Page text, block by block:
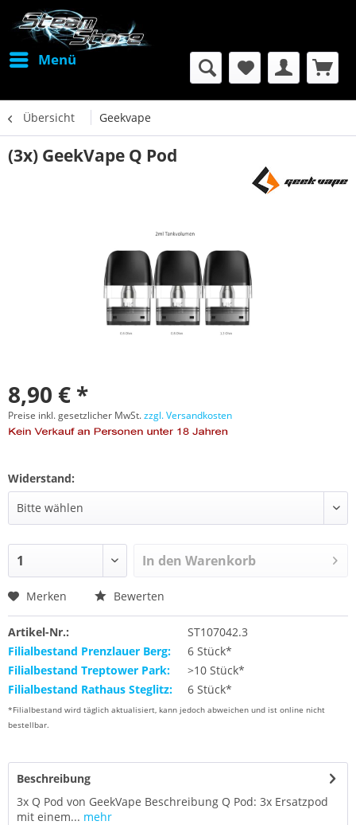
Menü
Übersicht Geekvape
(3x) GeekVape Q Pod
8,90 € *
Preise inkl. gesetzlicher MwSt.zzgl. Versandkosten
Widerstand:
In den Warenkorb
Merken Bewerten
Artikel-Nr.:
ST107042.3
Filialbestand Prenzlauer Berg:
6 Stück*
Filialbestand Treptower Park:
>10 Stück*
Filialbestand Rathaus Steglitz:
6 Stück*
*Filialbestand wird täglich aktualisiert, kann jedoch abweichen und ist online nicht
bestellbar.
Beschreibung
3x Q Pod von GeekVape Beschreibung Q Pod: 3x Ersatzpod
mit einem... mehr